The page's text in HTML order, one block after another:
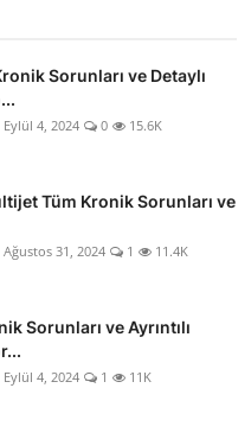
Sorunları ve Detaylı
Eylül 4, 2024 0 15.6K
Tüm Kronik Sorunları ve
Ağustos 31, 2024 1 11.4K
Sorunları ve Ayrıntılı
Eylül 4, 2024 1 11K